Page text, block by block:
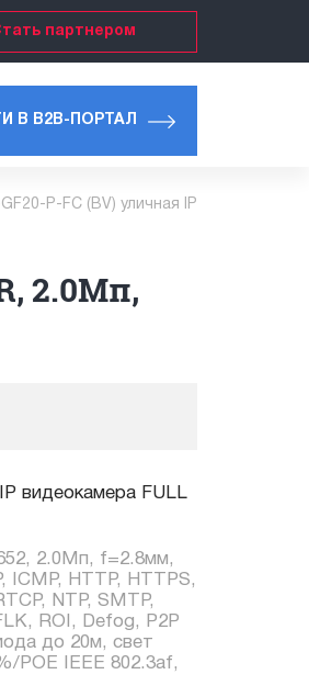
партнером
В B2B-ПОРТАЛ
P-FC (BV) уличная IP
2.0Мп,
видеокамера FULL
2.0Мп, f=2.8мм,
ICMP, HTTP, HTTPS,
NTP, SMTP,
ROI, Defog, P2P
до 20м, свет
POE IEEE 802.3af,